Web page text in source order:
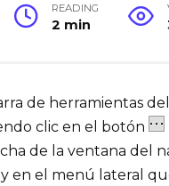
READING
2 min
de herramientas
clic en el botón
de la ventana del
y en el menú lateral